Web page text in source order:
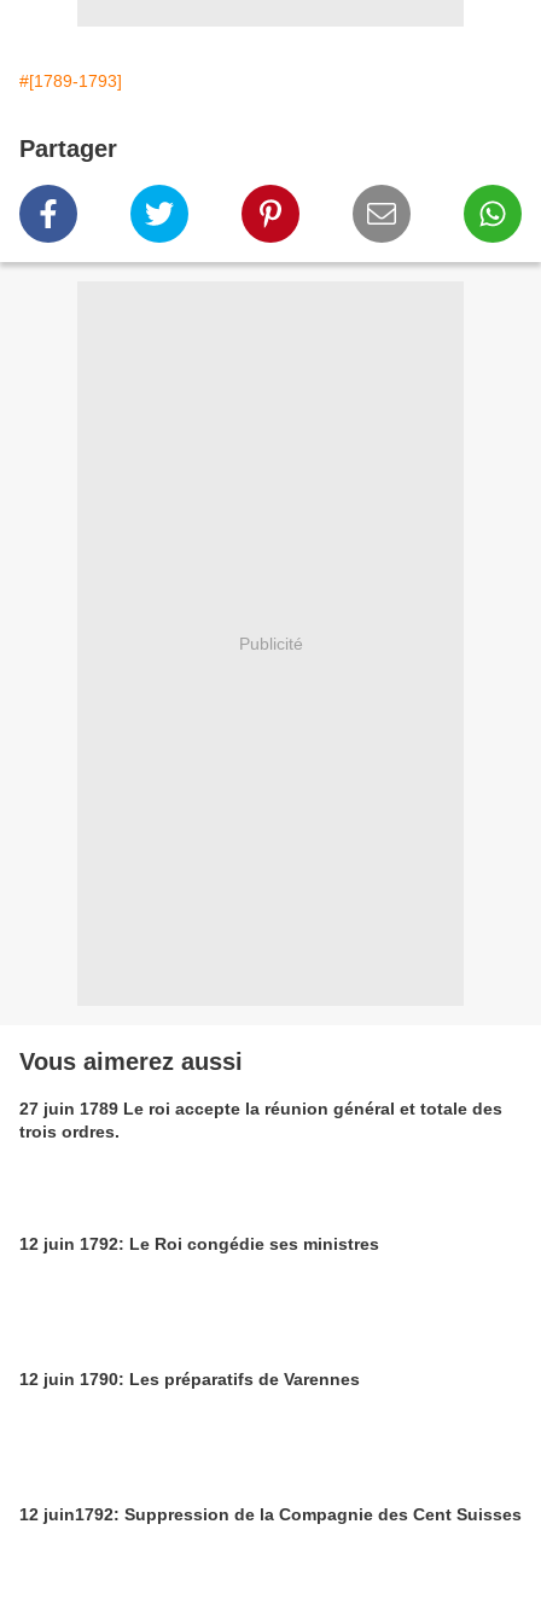
#[1789-1793]
Partager
Publicité
Vous aimerez aussi
27 juin 1789 Le roi accepte la réunion général et totale des
trois ordres.
12 juin 1792: Le Roi congédie ses ministres
12 juin 1790: Les préparatifs de Varennes
12 juin1792: Suppression de la Compagnie des Cent Suisses